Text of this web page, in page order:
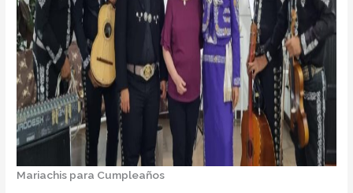
Mariachis para Cumpleaños